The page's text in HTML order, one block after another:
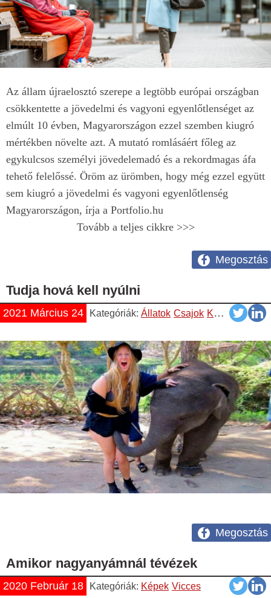
Az állam újraelosztó szerepe a legtöbb európai országban
csökkentette a jövedelmi és vagyoni egyenlőtlenséget az
elmúlt 10 évben, Magyarországon ezzel szemben kiugró
mértékben növelte azt. A mutató romlásáért főleg az
egykulcsos személyi jövedelemadó és a rekordmagas áfa
tehető felelőssé. Öröm az ürömben, hogy még ezzel együtt
sem kiugró a jövedelmi és vagyoni egyenlőtlenség
Magyarországon, írja a Portfolio.hu
Tovább a teljes cikkre >>>
Megosztás
Tudja hová kell nyúlni
2021 Március 24 Kategóriák: Állatok Csajok Képek Vicces
Megosztás
Amikor nagyanyámnál tévézek
2020 Február 18 Kategóriák: Képek Vicces